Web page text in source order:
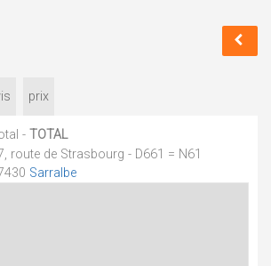
prix
- TOTAL
route de Strasbourg - D661 = N61
Sarralbe